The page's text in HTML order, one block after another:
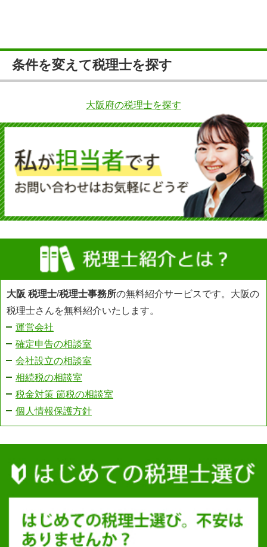
条件を変えて税理士を探す
大阪府の税理士を探す
大阪 税理士/税理士事務所の無料紹介サービスです。大阪の
税理士さんを無料紹介いたします。
運営会社
確定申告の相談室
会社設立の相談室
相続税の相談室
税金対策 節税の相談室
個人情報保護方針